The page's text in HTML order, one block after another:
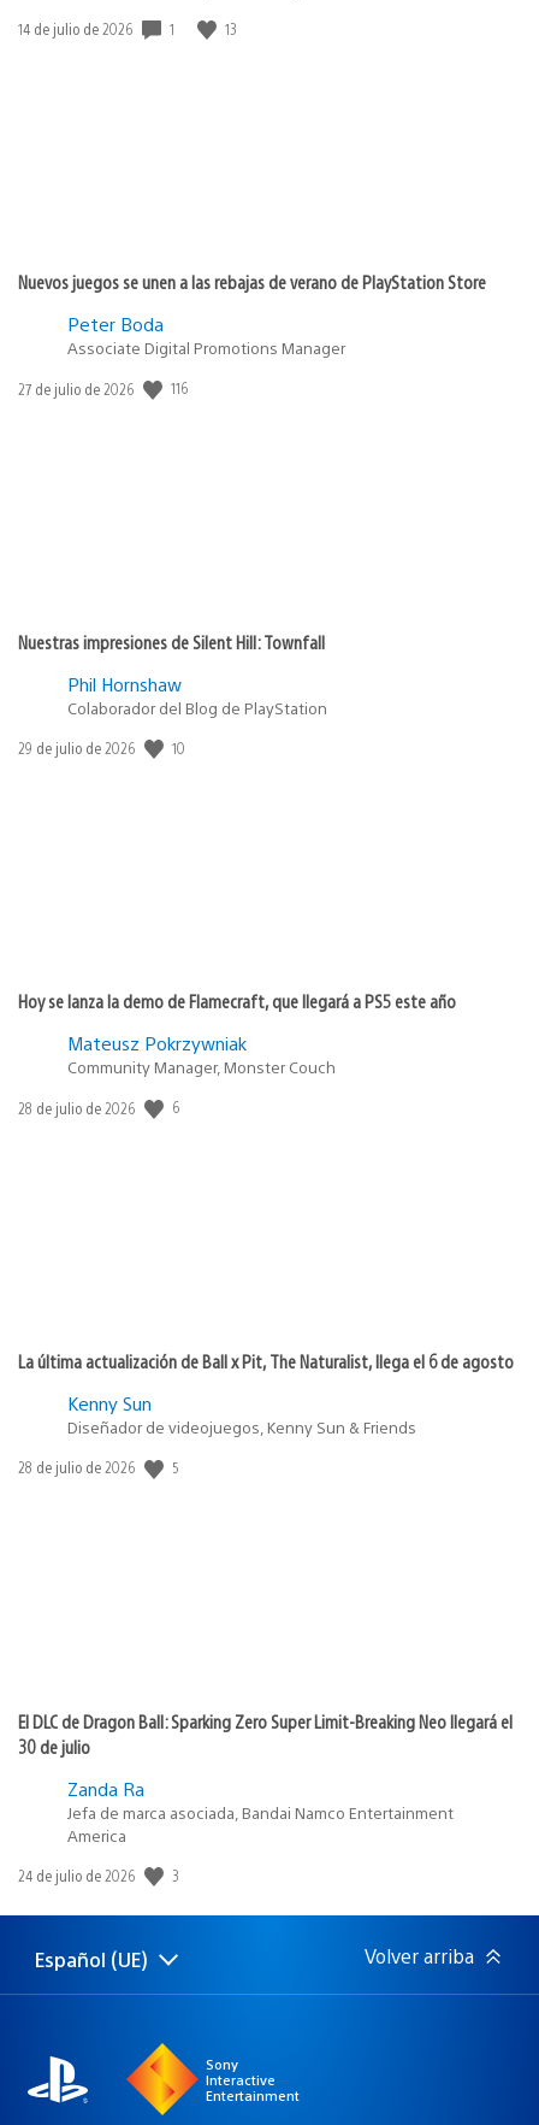
Fecha
14 de julio de 2026 1 13
Nuevos juegos se unen a las rebajas de verano de PlayStation Store
Peter Boda
Associate Digital Promotions Manager
Fecha
27 de julio de 2026 116
Nuestras impresiones de Silent Hill: Townfall
Phil Hornshaw
Colaborador del Blog de PlayStation
Fecha
29 de julio de 2026 10
Hoy se lanza la demo de Flamecraft, que llegará a PS5 este año
Mateusz Pokrzywniak
Community Manager, Monster Couch
Fecha
28 de julio de 2026 6
La última actualización de Ball x Pit, The Naturalist, llega el 6 de agosto
Kenny Sun
Diseñador de videojuegos, Kenny Sun & Friends
Fecha
28 de julio de 2026 5
El DLC de Dragon Ball: Sparking Zero Super Limit-Breaking Neo llegará el
30 de julio
Zanda Ra
Jefa de marca asociada, Bandai Namco Entertainment
America
Fecha
publicación:
24 de julio de 2026 3
Selecciona
una
Región
actual:
Español (UE) Volver arriba
Sony
Interactive
Entertainment